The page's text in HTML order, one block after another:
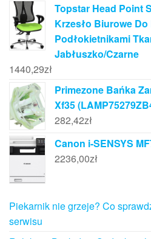
Topstar Head Point
Krzesło Biurowe
Podłokietnikami
Jabłuszko/Czarne
1440,29zł
Primezone Bańka
Xf35
282,42zł
Canon i-SENSYS
2236,00zł
Piekarnik nie grzeje? Co
serwisu